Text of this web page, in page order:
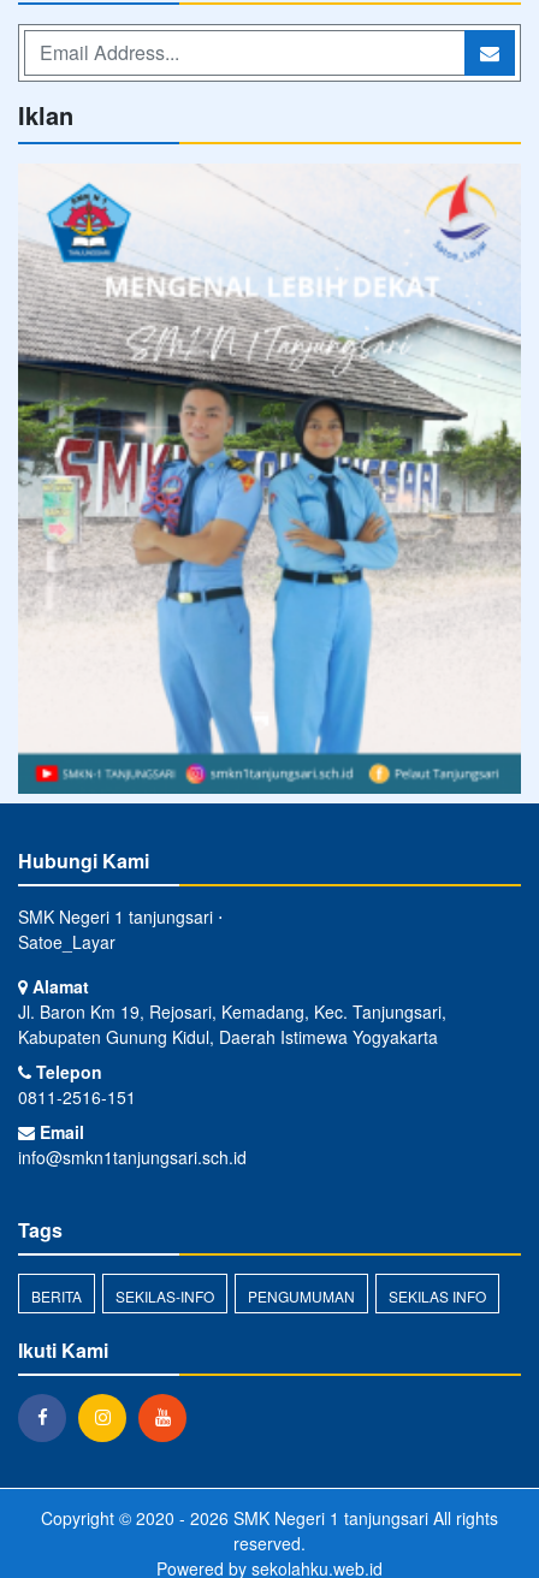
Iklan
Hubungi Kami
SMK Negeri 1 tanjungsari ⋅
Satoe_Layar
Alamat
Jl. Baron Km 19, Rejosari, Kemadang, Kec. Tanjungsari,
Kabupaten Gunung Kidul, Daerah Istimewa Yogyakarta
Telepon
0811-2516-151
Email
info@smkn1tanjungsari.sch.id
Tags
BERITA SEKILAS-INFO PENGUMUMAN SEKILAS INFO
Ikuti Kami
Copyright © 2020 - 2026 SMK Negeri 1 tanjungsari All rights
reserved.
Powered by sekolahku.web.id